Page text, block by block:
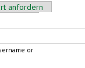
anfordern
or